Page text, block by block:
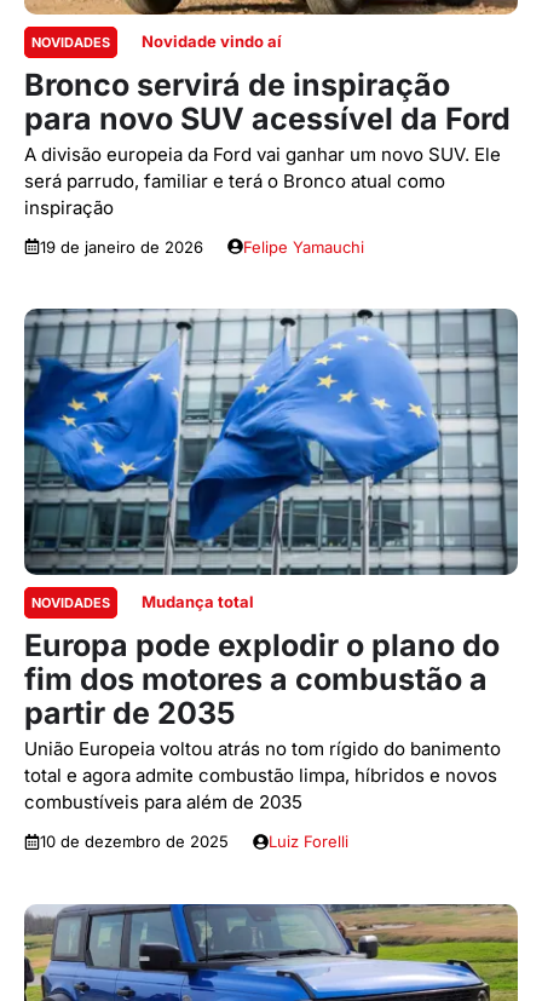
NOVIDADES Novidade vindo aí
Bronco servirá de inspiração
para novo SUV acessível da Ford
A divisão europeia da Ford vai ganhar um novo SUV. Ele
será parrudo, familiar e terá o Bronco atual como
inspiração
19 de janeiro de 2026 Felipe Yamauchi
NOVIDADES Mudança total
Europa pode explodir o plano do
fim dos motores a combustão a
partir de 2035
União Europeia voltou atrás no tom rígido do banimento
total e agora admite combustão limpa, híbridos e novos
combustíveis para além de 2035
10 de dezembro de 2025 Luiz Forelli